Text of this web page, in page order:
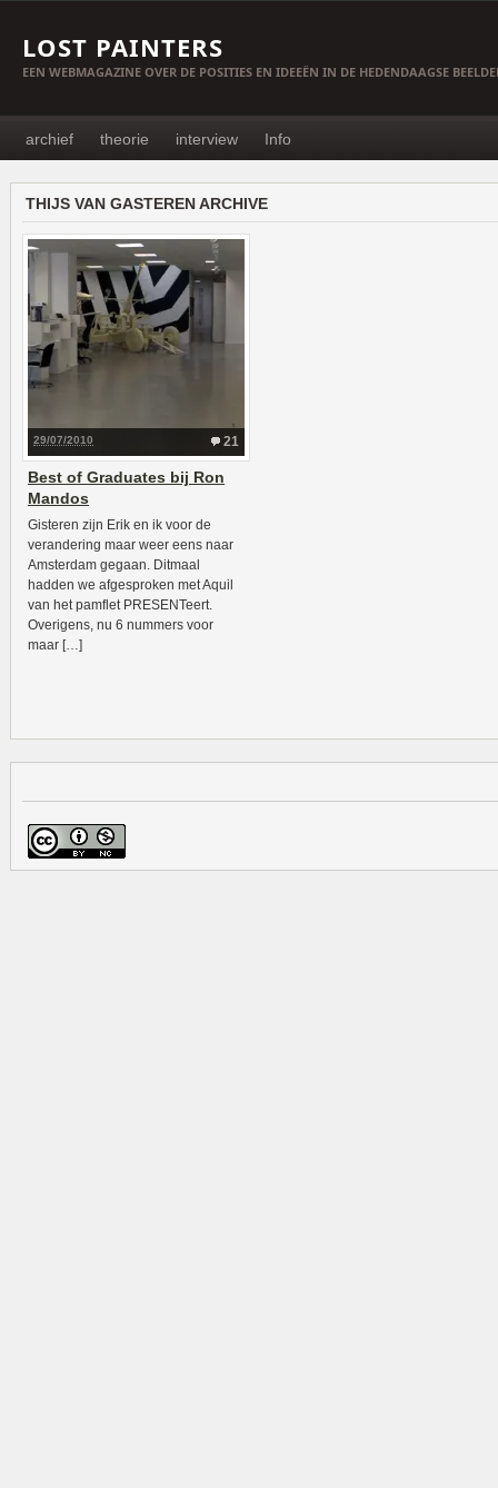
LOST PAINTERS
EEN WEBMAGAZINE OVER DE POSITIES EN IDEEËN IN DE HEDENDAAGSE
archief theorie interview Info
THIJS VAN GASTEREN ARCHIVE
21
29/07/2010
Best of Graduates bij Ron
Mandos
Gisteren zijn Erik en ik voor de
verandering maar weer eens naar
Amsterdam gegaan. Ditmaal
hadden we afgesproken met Aquil
van het pamflet PRESENTeert.
Overigens, nu 6 nummers voor
maar […]